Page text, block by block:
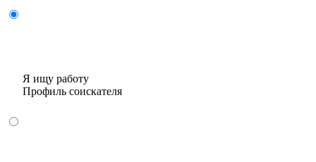
Я ищу работу
Профиль соискателя